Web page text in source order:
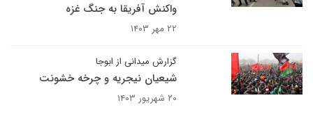
واکنش آفریقا به جنگ غزه
۲۲ مهر ۱۴۰۳
گزارش میدانی از ابوجا
شیعیان نیجریه و چرخه خشونت
۲۰ شهریور ۱۴۰۳